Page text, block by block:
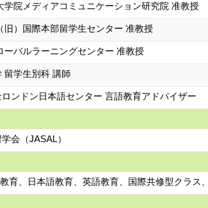
学院メディアコミュニケーション研究院 准教授
旧）国際本部留学生センター 准教授
ーバルラーニングセンター 准教授
留学生別科 講師
ンドン日本語センター 言語教育アドバイザー
会（JASAL）
育、日本語教育、英語教育、国際共修型クラ